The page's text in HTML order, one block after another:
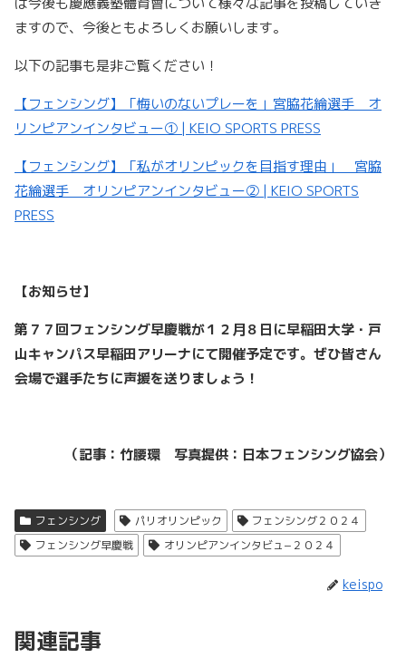
ますので、今後ともよろしくお願いします。
以下の記事も是非ご覧ください！
【フェンシング】「悔いのないプレーを」宮脇花綸選手 オ
リンピアンインタビュー① | KEIO SPORTS PRESS
【フェンシング】「私がオリンピックを目指す理由」 宮脇
花綸選手 オリンピアンインタビュー② | KEIO SPORTS
PRESS
【お知らせ】
第７７回フェンシング早慶戦が１２月８日に早稲田大学・戸
山キャンパス早稲田アリーナにて開催予定です。ぜひ皆さん
会場で選手たちに声援を送りましょう！
（記事：竹腰環 写真提供：日本フェンシング協会）
フェンシング パリオリンピック
フェンシング２０２４
フェンシング早慶戦
オリンピアンインタビュ−２０２４
keispo
関連記事